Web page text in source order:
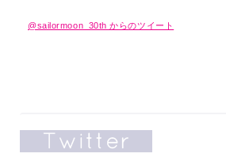
@sailormoon_30th からのツイート